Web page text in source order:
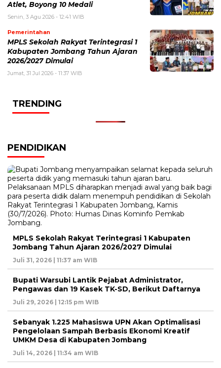
Atlet, Boyong 10 Medali
Senin, 3 Agu 2026 - 12:41 WIB
Pemerintahan
MPLS Sekolah Rakyat Terintegrasi 1
Kabupaten Jombang Tahun Ajaran
2026/2027 Dimulai
Jumat, 31 Jul 2026 - 11:37 WIB
TRENDING
PENDIDIKAN
MPLS Sekolah Rakyat Terintegrasi 1 Kabupaten
Jombang Tahun Ajaran 2026/2027 Dimulai
Juli 31, 2026 | 11:37 am WIB
Bupati Warsubi Lantik Pejabat Administrator,
Pengawas dan 19 Kasek TK-SD, Berikut Daftarnya
Juli 29, 2026 | 12:15 pm WIB
Sebanyak 1.225 Mahasiswa UPN Akan Optimalisasi
Pengelolaan Sampah Berbasis Ekonomi Kreatif
UMKM Desa di Kabupaten Jombang
Juli 14, 2026 | 11:34 am WIB